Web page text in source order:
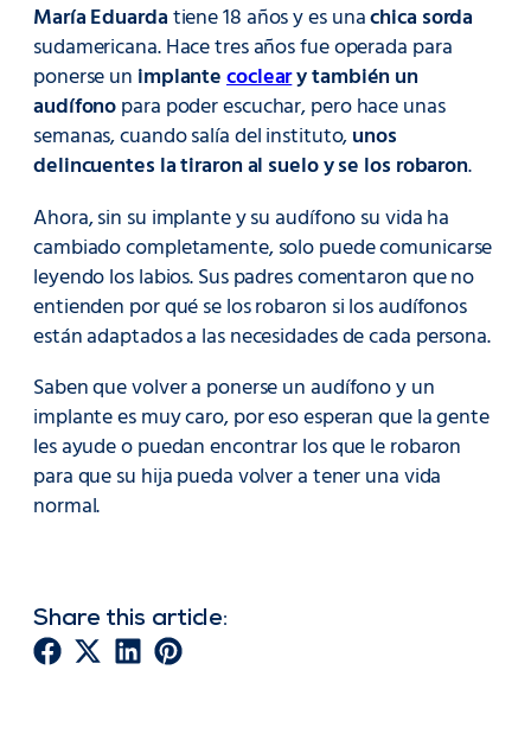
María Eduardatiene 18 años y es unachica sorda
sudamericana. Hace tres años fue operada para
ponerse un implantecocleary también un
audífonopara poder escuchar, pero hace unas
semanas, cuando salía del instituto,unos
delincuentes la tiraron al suelo y se los robaron.
Ahora, sin su implante y su audífono su vida ha
cambiado completamente, solo puede comunicarse
leyendo los labios. Sus padres comentaron que no
entienden por qué se los robaron si los audífonos
están adaptados a las necesidades de cada persona.
Saben que volver a ponerse un audífono y un
implante es muy caro, por eso esperan que la gente
les ayude o puedan encontrar los que le robaron
para que su hija pueda volver a tener una vida
normal.
Share this article: